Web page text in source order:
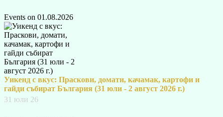
Events on 01.08.2026
Уикенд с вкус: Праскови, домати, качамак, картофи и
гайди събират България (31 юли - 2 август 2026 г.)
31 юли 26